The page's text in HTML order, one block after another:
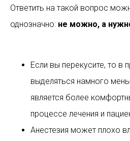
Ответить на такой вопрос
однозначно: не можно, а
Если вы перекусите, то в
выделяться намного
является более
процессе лечения и
Анестезия может плохо